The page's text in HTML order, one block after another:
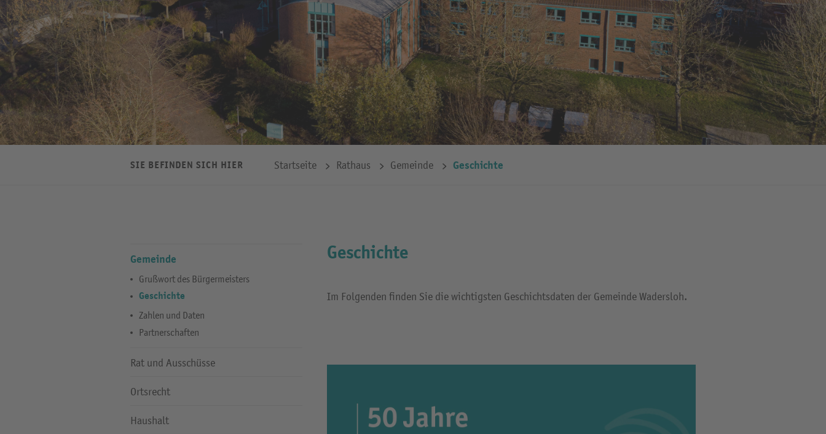
SIE BEFINDEN SICH HIER Startseite Rathaus Gemeinde Geschichte
Gemeinde
Grußwort des Bürgermeisters
Geschichte
Zahlen und Daten
Partnerschaften
Rat und Ausschüsse
Ortsrecht
Haushalt
Geschichte
Im Folgenden finden Sie die wichtigsten Geschichtsdaten der Gemeinde Wadersloh.